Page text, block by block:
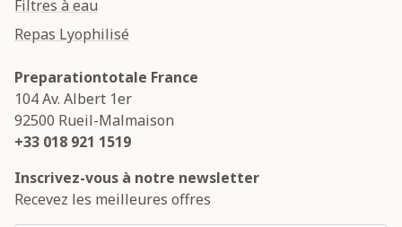
Filtres à eau
Repas Lyophilisé
Preparationtotale France
104 Av. Albert 1er
92500 Rueil-Malmaison
+33 018 921 1519
Inscrivez-vous à notre newsletter
Recevez les meilleures offres